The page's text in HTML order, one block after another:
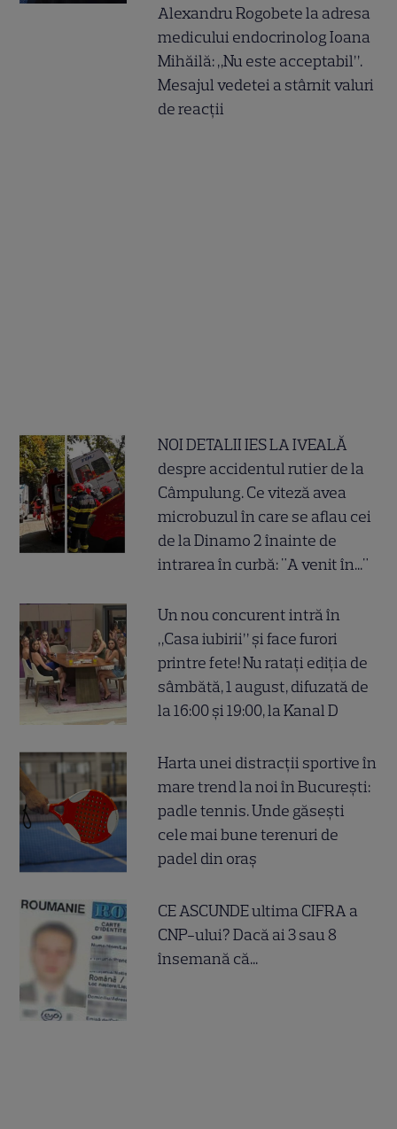
Alexandru Rogobete la adresa
medicului endocrinolog Ioana
Mihăilă: „Nu este acceptabil”.
Mesajul vedetei a stârnit valuri
de reacții
NOI DETALII IES LA IVEALĂ
despre accidentul rutier de la
Câmpulung. Ce viteză avea
microbuzul în care se aflau cei
de la Dinamo 2 înainte de
intrarea în curbă: "A venit în..."
Un nou concurent intră în
„Casa iubirii” și face furori
printre fete! Nu ratați ediția de
sâmbătă, 1 august, difuzată de
la 16:00 și 19:00, la Kanal D
Harta unei distracții sportive în
mare trend la noi în București:
padle tennis. Unde găsești
cele mai bune terenuri de
padel din oraș
CE ASCUNDE ultima CIFRA a
CNP-ului? Dacă ai 3 sau 8
însemană că...